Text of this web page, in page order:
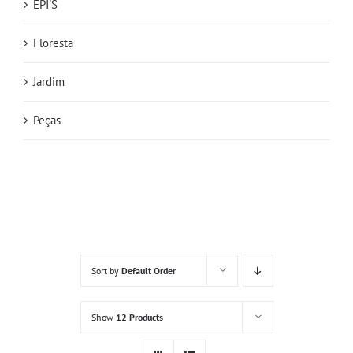
Sort by Default Order
Show 12 Products
EPI'S
Floresta
Jardim
Peças